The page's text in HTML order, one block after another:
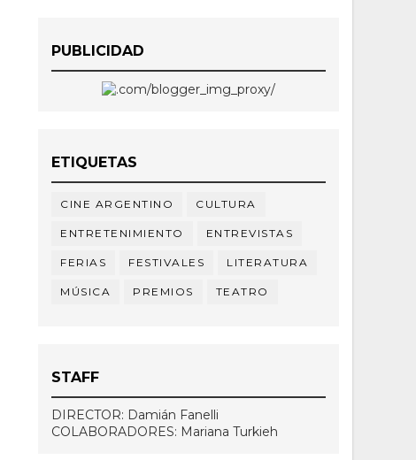
PUBLICIDAD
ETIQUETAS
CINE ARGENTINO CULTURA
ENTRETENIMIENTO ENTREVISTAS
FERIAS FESTIVALES LITERATURA
MÚSICA PREMIOS TEATRO
STAFF
DIRECTOR: Damián Fanelli
COLABORADORES: Mariana Turkieh